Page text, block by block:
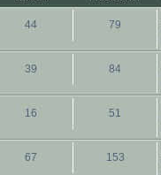
44 79
39 84
16 51
67 153